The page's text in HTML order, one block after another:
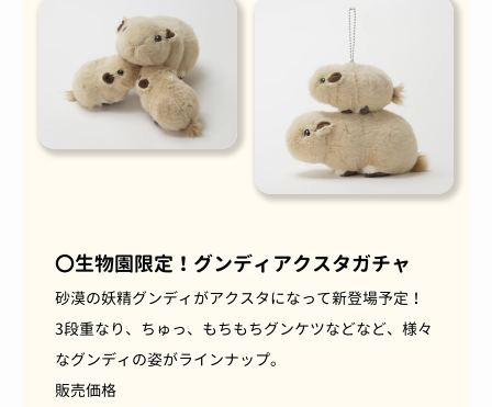
〇生物園限定！グンディアクスタガチャ
砂漠の妖精グンディがアクスタになって新登場予定！
3段重なり、ちゅっ、もちもちグンケツなどなど、様々
なグンディの姿がラインナップ。
販売価格